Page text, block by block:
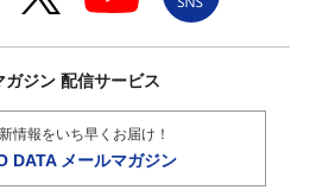
ガジン 配信サービス
情報をいち早くお届け！
DATA メールマガジン